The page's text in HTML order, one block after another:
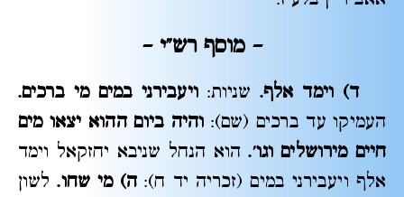
– מוסף רש"י–
ד) וימד אלף.שניות:ויעבירני במים מי ברכים.
העמיקו עד ברכים (שם): והיה ביום ההוא יצאו מים
חיים מירושלים וגו'.הוא הנחל שניבא יחזקאל וימד
אלף ויעבירני במים (זכריה יד ח):ה) מי שחו.לשון